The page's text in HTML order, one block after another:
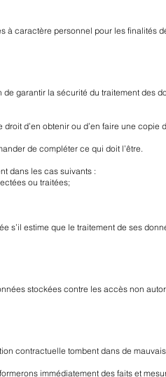
caractère personnel pour les finalités
garantir la sécurité du traitement des
d’en obtenir ou d’en faire une copie
de compléter ce qui doit l’être.
dans les cas suivants :
ou traitées;
s’il estime que le traitement de ses
stockées contre les accès non
contractuelle tombent dans de
immédiatement des faits et